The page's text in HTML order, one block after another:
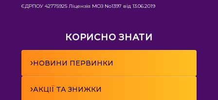
ЄДРПОУ 42775925 Ліцензія МОЗ No1397 від 13.06.2019
КОРИСНО ЗНАТИ
›НОВИНИ ПЕРВИНКИ
›АКЦІЇ ТА ЗНИЖКИ